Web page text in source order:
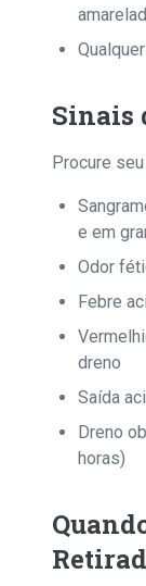
Sinais
Procure
e em
Odor
Febre
dreno
Saída
Dreno
horas)